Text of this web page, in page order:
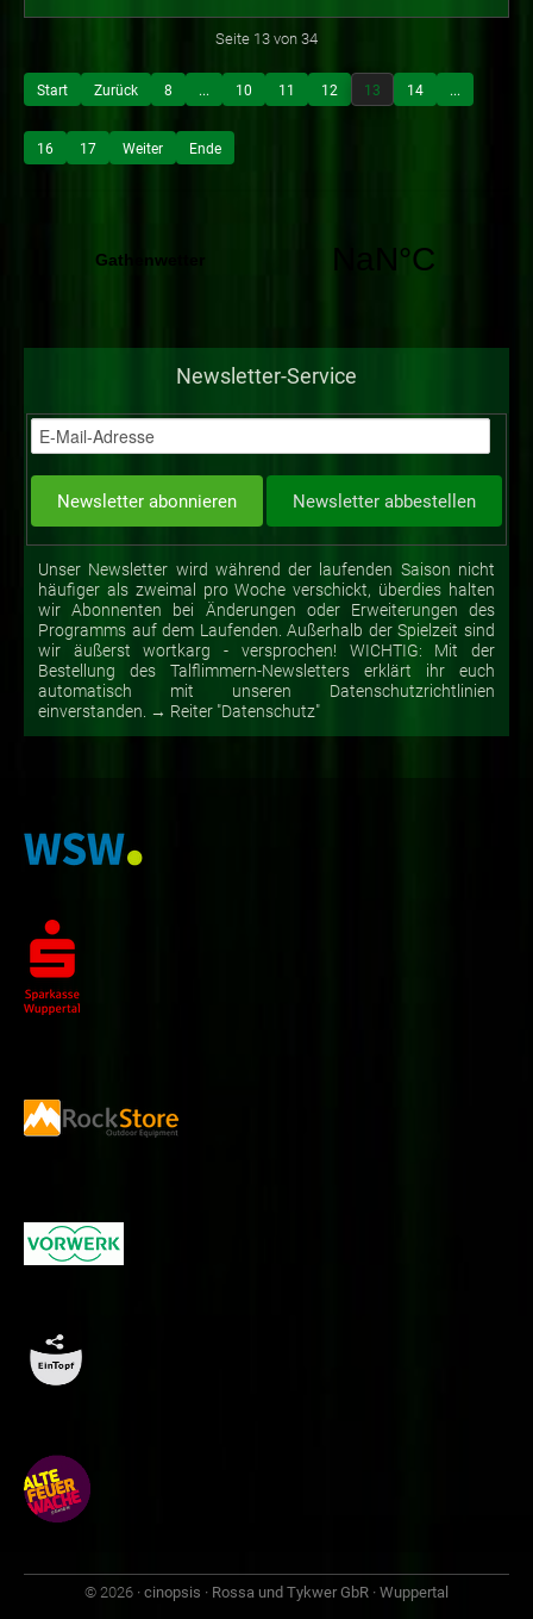
Seite 13 von 34
Start Zurück 8 ... 10 11 12 13 14 ...
16 17 Weiter Ende
Newsletter-Service
Unser Newsletter wird während der laufenden Saison nicht
häufiger als zweimal pro Woche verschickt, überdies halten
wir Abonnenten bei Änderungen oder Erweiterungen des
Programms auf dem Laufenden. Außerhalb der Spielzeit sind
wir äußerst wortkarg - versprochen! WICHTIG: Mit der
Bestellung des Talflimmern-Newsletters erklärt ihr euch
automatisch mit unseren Datenschutzrichtlinien
einverstanden. → Reiter "Datenschutz"
© 2026 · cinopsis · Rossa und Tykwer GbR · Wuppertal